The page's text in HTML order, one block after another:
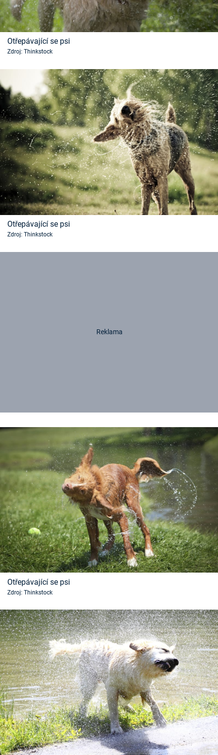
Otřepávající se psi
Zdroj: Thinkstock
Otřepávající se psi
Zdroj: Thinkstock
Otřepávající se psi
Zdroj: Thinkstock